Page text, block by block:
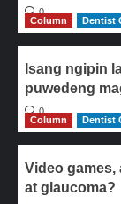
0
Column
Dentist
Isang ngipin
puwedeng
0
Column
Dentist
Video games,
at glaucoma?